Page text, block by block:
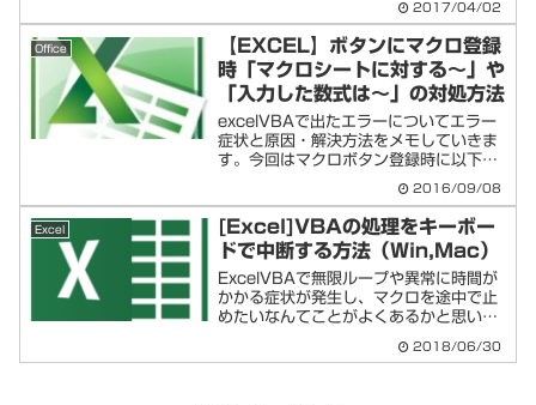
解決します。REPT（リピート）関数に
ついてエクセル関数の使用例
=REPT("★",10)※1...
2017/04/02
Office
【EXCEL】ボタンにマクロ登録
時「マクロシートに対する～」や
「入力した数式は～」の対処方法
excelVBAで出たエラーについてエラー
症状と原因・解決方法をメモしていきま
す。今回はマクロボタン登録時に以下の
EXCELVBAで作成した「マクロを登
録」する時に他のマクロは登録できるの
に一部のマクロのみ...
2016/09/08
Excel
[Excel]VBAの処理をキーボー
ドで中断する方法（Win,Mac）
ExcelVBAで無限ループや異常に時間が
かかる症状が発生し、マクロを途中で止
めたいなんてことがよくあるかと思いま
きるので、以下メモを残します。
2018/06/30